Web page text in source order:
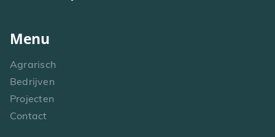
Menu
Agrarisch
Bedrijven
Projecten
Contact